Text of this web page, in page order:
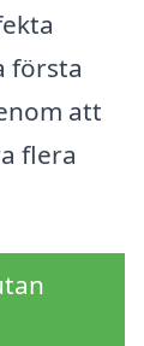
första
att
flera